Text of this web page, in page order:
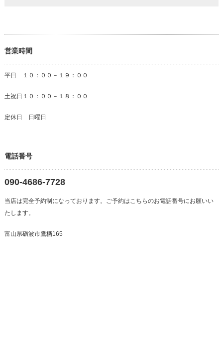
営業時間
平日 １０：００－１９：００
土祝日１０：００－１８：００
定休日 日曜日
電話番号
090-4686-7728
当店は完全予約制になっております。ご予約はこちらのお電話番号にお願いい
たします。
富山県砺波市鷹栖165